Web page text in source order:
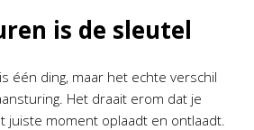
is de sleutel
één ding, maar het echte verschil
Het draait erom dat je
juiste moment oplaadt en ontlaadt.